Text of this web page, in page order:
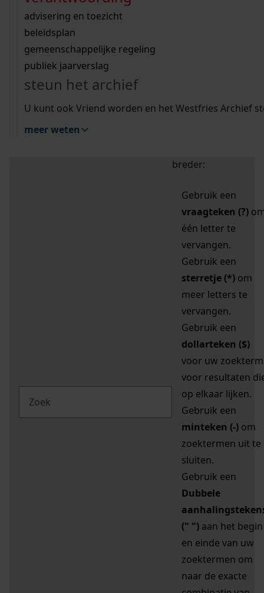
bouwvergunningen
omgevingsvergunningen
vergunningen
beeld en geluid
uitleg nodig?
Wij helpen u op weg met een aantal zoektips.
bekijk alle zoektips
Wij helpen u op weg met een aantal zoektips.
bekijk alle zoektips
bekijk ons geschiedenislokaal
advisering en toezicht
beleidsplan
gemeenschappelijke regeling
publiek jaarverslag
steun het archief
U kunt ook Vriend worden en het Westfries Archief
meer weten
zoektips
Mijn Studiezaal (inloggen)
uw zoekopdracht te
breder:
Gebruik een
vraagteken (?)
één letter te
vervangen.
Gebruik een
sterretje (*) om
meer letters te
vervangen.
Gebruik een
dollarteken ($)
voor uw zoekterm
voor resultaten
op elkaar lijken.
Gebruik een
minteken (-) om
zoektermen uit te
sluiten.
Gebruik een
Dubbele
(" ") aan het begin
en einde van uw
zoektermen om
naar de exacte